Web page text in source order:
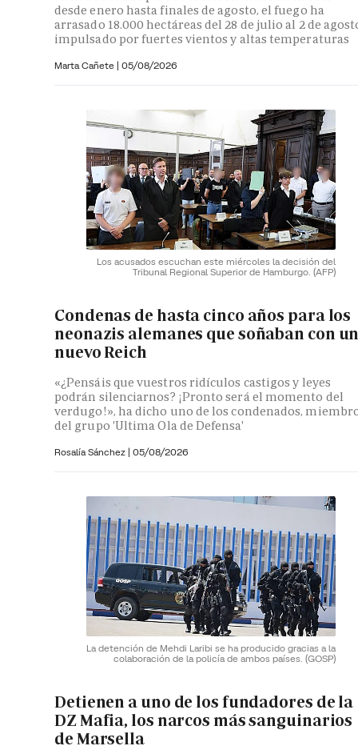
desde enero hasta finales de agosto, el fuego ha
arrasado 18.000 hectáreas del 28 de julio al 2 de
impulsado por fuertes vientos y altas temperaturas
Marta Cañete | 05/08/2026
Los acusados escuchan este miércoles la decisión del
Tribunal Regional Superior de Hamburgo. (AFP)
Condenas de hasta cinco años para los
neonazis alemanes que soñaban con
nuevo Reich
«¿Pensáis que vuestros ridículos castigos y leyes
podrán silenciarnos? ¡Pronto será el momento del
verdugo!», ha dicho uno de los condenados,
del grupo 'Ultima Ola de Defensa'
Rosalía Sánchez | 05/08/2026
La detención de Mehdi Laribi se ha producido gracias a la
colaboración de la policía de ambos países. (GOSP)
Detienen a uno de los fundadores de la
DZ Mafia, los narcos más sanguinarios
de Marsella